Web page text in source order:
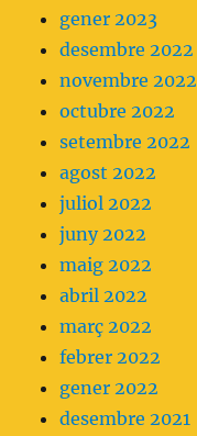
gener 2023
desembre 2022
novembre 2022
octubre 2022
setembre 2022
agost 2022
juliol 2022
juny 2022
maig 2022
abril 2022
març 2022
febrer 2022
gener 2022
desembre 2021